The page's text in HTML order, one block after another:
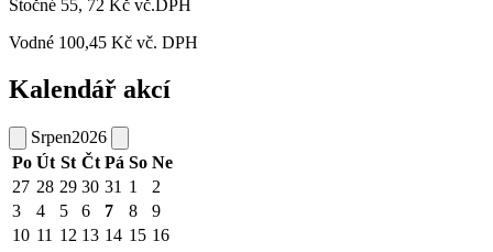
Stočné 55, 72 Kč vč.DPH
Vodné 100,45 Kč vč. DPH
Kalendář akcí
Srpen2026
Po Út St Čt Pá So Ne
27 28 29 30 31 1
2
3
4 5 6 7 8
9
10 11 12 13 14 15 16